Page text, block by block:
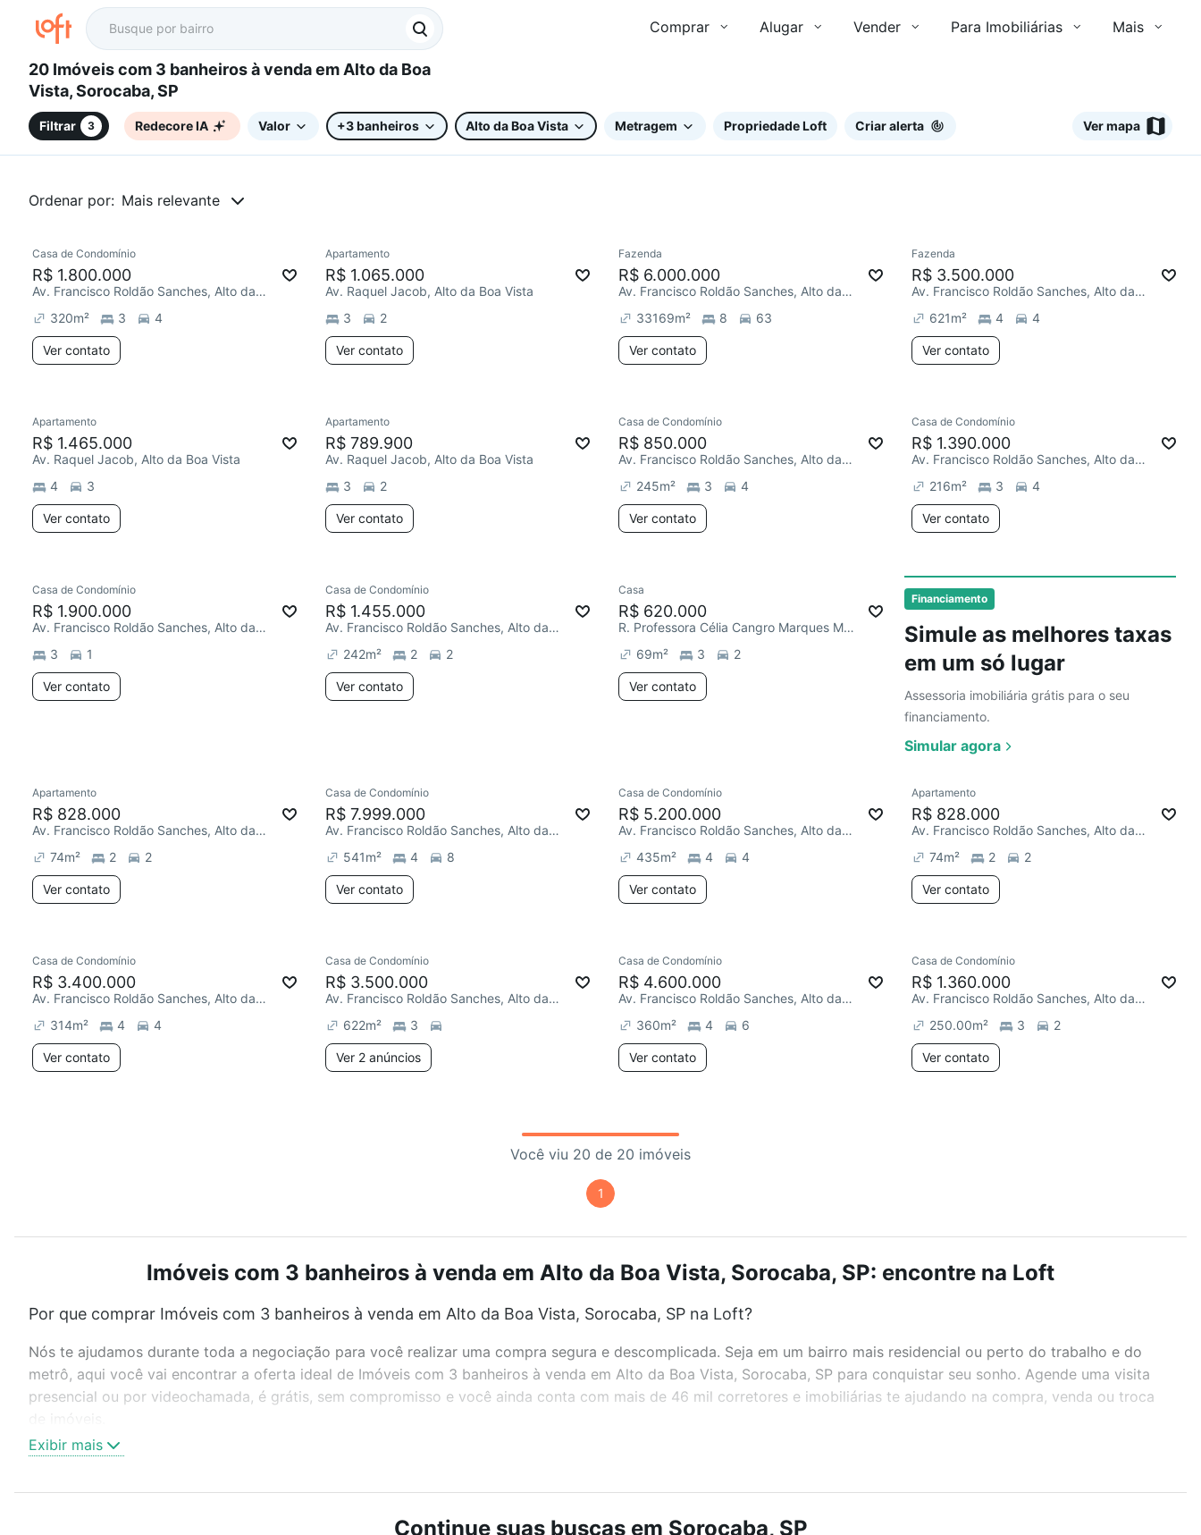
Comprar Alugar Vender Para Imobiliárias Mais
20 Imóveis com 3 banheiros à venda em Alto da Boa
Vista, Sorocaba, SP
Filtrar 3 Redecore IA Valor +3 banheiros Alto da Boa Vista Metragem Propriedade Loft Criar alerta Ver mapa
Ordenar por: Mais relevante
Financiamento
Simule as melhores taxas
em um só lugar
Assessoria imobiliária grátis para o seu
financiamento.
Simular agora
Chegou este mês
Casa de Condomínio
R$ 1.800.000
Av. Francisco Roldão Sanches, Alto da Boa Vista
320m² 3 4
Ver contato
Redecorar
Apartamento
R$ 1.065.000
Av. Raquel Jacob, Alto da Boa Vista
3
2
Ver contato
Fazenda
R$ 6.000.000
Av. Francisco Roldão Sanches, Alto da Boa Vista
33169m² 8 63
Ver contato
Fazenda
R$ 3.500.000
Av. Francisco Roldão Sanches, Alto da Boa Vista
621m² 4 4
Ver contato
Redecorar
Apartamento
R$ 1.465.000
Av. Raquel Jacob, Alto da Boa Vista
4
3
Ver contato
Redecorar
Apartamento
R$ 789.900
Av. Raquel Jacob, Alto da Boa Vista
3
2
Ver contato
Redecorar
Casa de Condomínio
R$ 850.000
Av. Francisco Roldão Sanches, Alto da Boa Vista
245m² 3 4
Ver contato
Redecorar
Casa de Condomínio
R$ 1.390.000
Av. Francisco Roldão Sanches, Alto da Boa Vista
216m² 3 4
Ver contato
Ver
Casa de Condomínio
R$ 1.900.000
Av. Francisco Roldão Sanches, Alto da Boa Vista
3
1
Ver contato
Casa de Condomínio
R$ 1.455.000
Av. Francisco Roldão Sanches, Alto da Boa Vista
242m² 2 2
Ver contato
Chegou este mês
Casa
R$ 620.000
R. Professora Célia Cangro Marques Mendes, Alto da Boa Vista
69m² 3 2
Ver contato
Chegou este mês
Apartamento
R$ 828.000
Av. Francisco Roldão Sanches, Alto da Boa Vista
74m² 2 2
Ver contato
Casa de Condomínio
R$ 7.999.000
Av. Francisco Roldão Sanches, Alto da Boa Vista
541m² 4 8
Ver contato
Casa de Condomínio
R$ 5.200.000
Av. Francisco Roldão Sanches, Alto da Boa Vista
435m² 4 4
Ver contato
Apartamento
R$ 828.000
Av. Francisco Roldão Sanches, Alto da Boa Vista
74m² 2 2
Ver contato
Casa de Condomínio
R$ 3.400.000
Av. Francisco Roldão Sanches, Alto da Boa Vista
314m² 4 4
Ver contato
Casa de Condomínio
R$ 3.500.000
Av. Francisco Roldão Sanches, Alto da Boa Vista
622m² 3
Ver 2 anúncios
Casa de Condomínio
R$ 4.600.000
Av. Francisco Roldão Sanches, Alto da Boa Vista
360m² 4 6
Ver contato
Casa de Condomínio
R$ 1.360.000
Av. Francisco Roldão Sanches, Alto da Boa Vista
250.00m² 3 2
Ver contato
Você viu 20 de 20 imóveis
1
Imóveis com 3 banheiros à venda em Alto da Boa Vista, Sorocaba, SP: encontre na Loft
Por que comprar Imóveis com 3 banheiros à venda em Alto da Boa Vista, Sorocaba, SP na Loft?
Nós te ajudamos durante toda a negociação para você realizar uma compra segura e descomplicada. Seja em um bairro mais residencial ou perto do trabalho e do
metrô, aqui você vai encontrar a oferta ideal de Imóveis com 3 banheiros à venda em Alto da Boa Vista, Sorocaba, SP para conquistar seu sonho. Agende uma visita
presencial ou por videochamada, é grátis, sem compromisso e você ainda conta com mais de 46 mil corretores e imobiliárias te ajudando na compra, venda ou troca
Como escolher um imóvel?
Use barra de busca no topo para pesquisar por ruas, bairros e até condomínios favoritos. Você também pode usar os filtros como quantidade de quartos, suítes, com
ou sem vaga de garagem para combinar perfeitamente com o preço, metragem e comodidades, como piscina, academia, salão de festas ou área verde e encontrar
Exibir mais
Continue suas buscas em Sorocaba, SP